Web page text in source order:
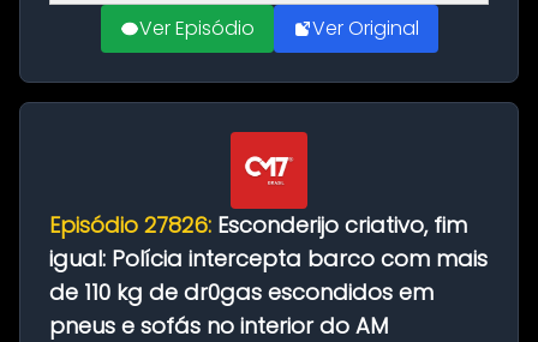
Ver Episódio Ver Original
Episódio 27826: Esconderijo criativo, fim
igual: Polícia intercepta barco com mais
de 110 kg de dr0gas escondidos em
pneus e sofás no interior do AM